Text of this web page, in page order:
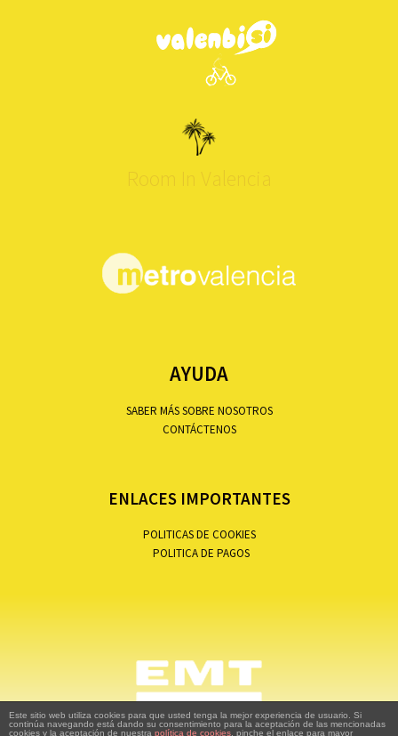
Room In Valencia
AYUDA
SABER MÁS SOBRE NOSOTROS
CONTÁCTENOS
ENLACES IMPORTANTES
POLITICAS DE COOKIES
POLITICA DE PAGOS
Este sitio web utiliza cookies para que usted tenga la mejor experiencia de usuario. Si
continúa navegando está dando su consentimiento para la aceptación de las mencionadas
cookies y la aceptación de nuestra política de cookies , pinche el enlace para mayor